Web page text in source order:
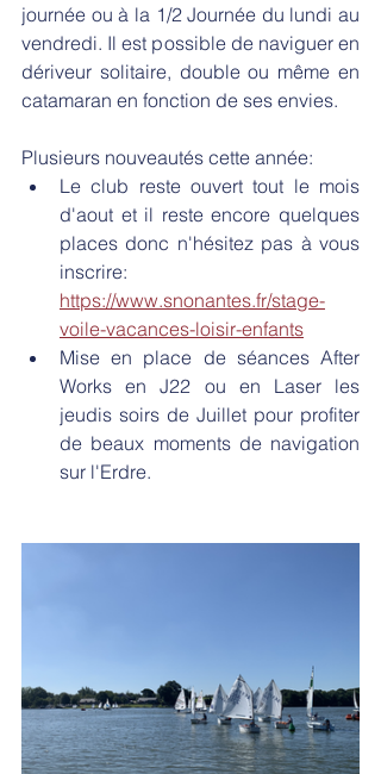
journée ou à la 1/2 Journée du lundi au
vendredi. Il est possible de naviguer en
dériveur solitaire, double ou même en
catamaran en fonction de ses envies.
Plusieurs nouveautés cette année:
Le club reste ouvert tout le mois
d'aout et il reste encore quelques
places donc n'hésitez pas à vous
https://www.snonantes.fr/stage-
voile-vacances-loisir-enfants
Mise en place de séances After
Works en J22 ou en Laser les
jeudis soirs de Juillet pour profiter
de beaux moments de navigation
sur l'Erdre.